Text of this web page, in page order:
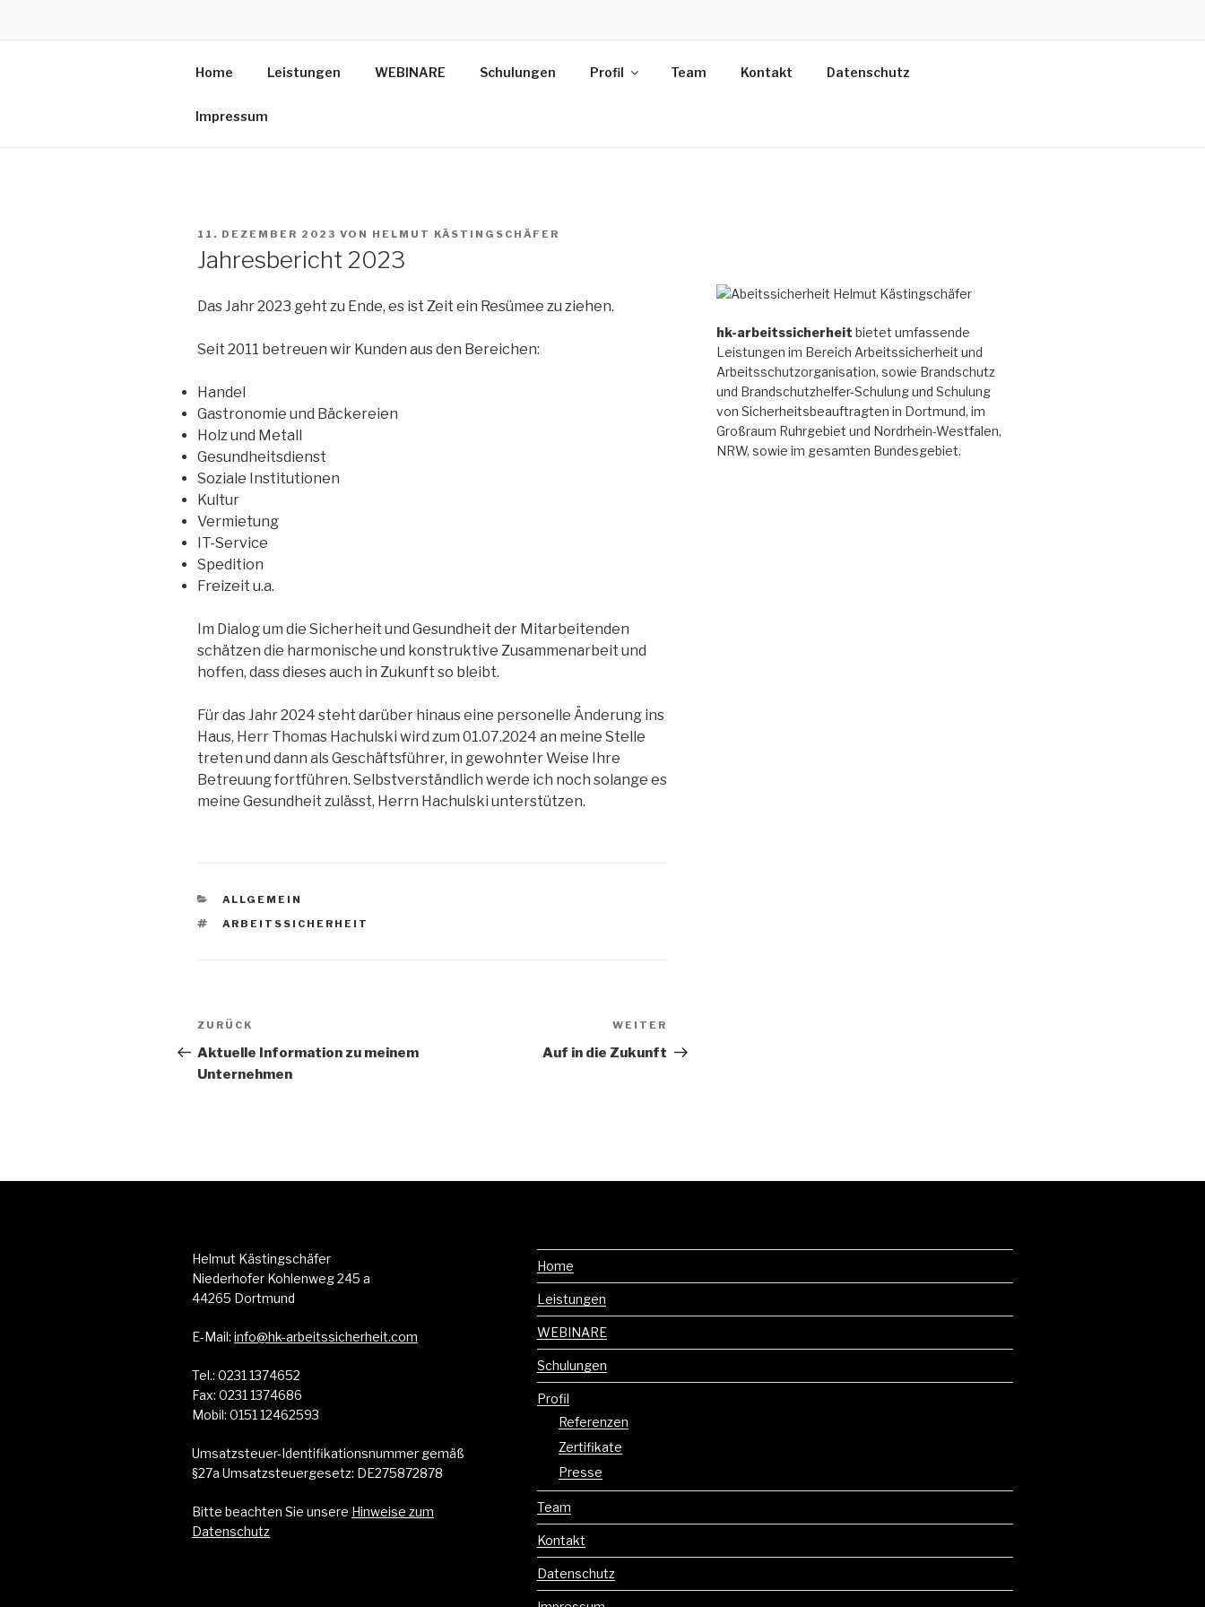
THOMAS HACHULSKI
Home Leistungen WEBINARE Schulungen Profil Team Kontakt Datenschutz
Impressum
VERÖFFENTLICHT
11. DEZEMBER 2023 VON HELMUT KÄSTINGSCHÄFER
Jahresbericht 2023
Das Jahr 2023 geht zu Ende, es ist Zeit ein Resümee zu ziehen.
Seit 2011 betreuen wir Kunden aus den Bereichen:
Handel
Gastronomie und Bäckereien
Holz und Metall
Gesundheitsdienst
Soziale Institutionen
Kultur
Vermietung
IT-Service
Spedition
Freizeit u.a.
Im Dialog um die Sicherheit und Gesundheit der Mitarbeitenden
schätzen die harmonische und konstruktive Zusammenarbeit und
hoffen, dass dieses auch in Zukunft so bleibt.
Für das Jahr 2024 steht darüber hinaus eine personelle Änderung ins
Haus, Herr Thomas Hachulski wird zum 01.07.2024 an meine Stelle
treten und dann als Geschäftsführer, in gewohnter Weise Ihre
Betreuung fortführen. Selbstverständlich werde ich noch solange es
meine Gesundheit zulässt, Herrn Hachulski unterstützen.
KATEGORIEN
ALLGEMEIN
SCHLAGWÖRTER
ARBEITSSICHERHEIT
Beitragsnavigation
Vorheriger
Beitrag
ZURÜCK
Aktuelle Information zu meinem
Unternehmen
Beitrag
WEITER
Auf in die Zukunft
hk-arbeitssicherheit bietet umfassende
Leistungen im Bereich Arbeitssicherheit und
Arbeitsschutzorganisation, sowie Brandschutz
und Brandschutzhelfer-Schulung und Schulung
von Sicherheitsbeauftragten in Dortmund, im
Großraum Ruhrgebiet und Nordrhein-Westfalen,
NRW, sowie im gesamten Bundesgebiet.
Helmut Kästingschäfer
Niederhofer Kohlenweg 245 a
44265 Dortmund
E-Mail: info@hk-arbeitssicherheit.com
Tel.: 0231 1374652
Fax: 0231 1374686
Mobil: 0151 12462593
Umsatzsteuer-Identifikationsnummer gemäß
§27a Umsatzsteuergesetz: DE275872878
Bitte beachten Sie unsere Hinweise zum
Datenschutz
Home
Leistungen
WEBINARE
Schulungen
Profil
Referenzen
Zertifikate
Presse
Team
Kontakt
Datenschutz